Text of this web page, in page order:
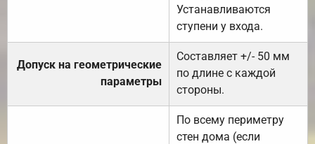
Устанавливаются
ступени у входа.
Допуск на геометрические
параметры
Составляет +/- 50 мм
по длине с каждой
стороны.
По всему периметру
стен дома (если